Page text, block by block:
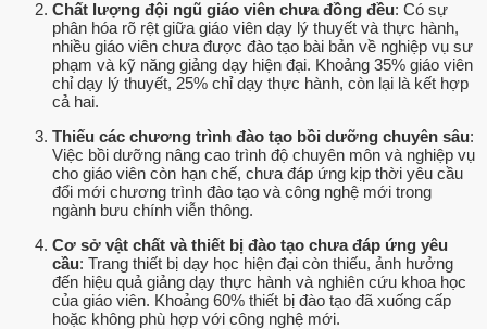
Chất lượng đội ngũ giáo viên chưa đồng đều: Có sự
phân hóa rõ rệt giữa giáo viên dạy lý thuyết và thực hành,
nhiều giáo viên chưa được đào tạo bài bản về nghiệp vụ sư
phạm và kỹ năng giảng dạy hiện đại. Khoảng 35% giáo viên
chỉ dạy lý thuyết, 25% chỉ dạy thực hành, còn lại là kết hợp
cả hai.
Thiếu các chương trình đào tạo bồi dưỡng chuyên sâu:
Việc bồi dưỡng nâng cao trình độ chuyên môn và nghiệp vụ
cho giáo viên còn hạn chế, chưa đáp ứng kịp thời yêu cầu
đổi mới chương trình đào tạo và công nghệ mới trong
ngành bưu chính viễn thông.
Cơ sở vật chất và thiết bị đào tạo chưa đáp ứng yêu
cầu: Trang thiết bị dạy học hiện đại còn thiếu, ảnh hưởng
đến hiệu quả giảng dạy thực hành và nghiên cứu khoa học
của giáo viên. Khoảng 60% thiết bị đào tạo đã xuống cấp
hoặc không phù hợp với công nghệ mới.